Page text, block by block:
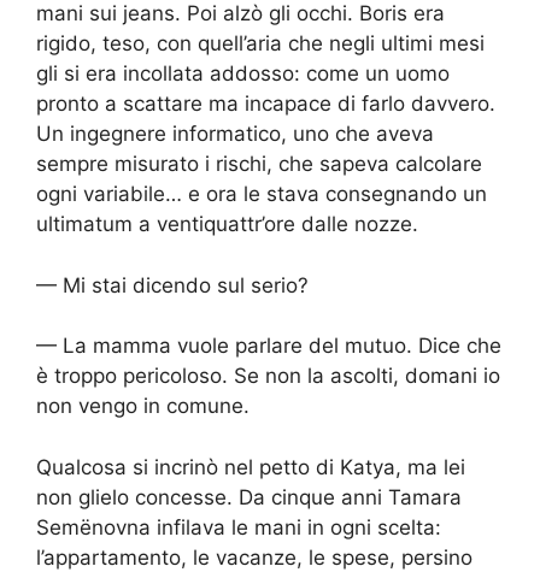
mani sui jeans. Poi alzò gli occhi. Boris era
rigido, teso, con quell’aria che negli ultimi mesi
gli si era incollata addosso: come un uomo
pronto a scattare ma incapace di farlo davvero.
Un ingegnere informatico, uno che aveva
sempre misurato i rischi, che sapeva calcolare
ogni variabile… e ora le stava consegnando un
ultimatum a ventiquattr’ore dalle nozze.
— Mi stai dicendo sul serio?
— La mamma vuole parlare del mutuo. Dice che
è troppo pericoloso. Se non la ascolti, domani io
non vengo in comune.
Qualcosa si incrinò nel petto di Katya, ma lei
non glielo concesse. Da cinque anni Tamara
Semënovna infilava le mani in ogni scelta:
l’appartamento, le vacanze, le spese, persino